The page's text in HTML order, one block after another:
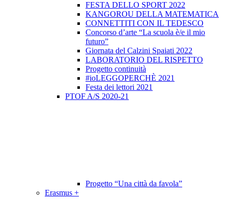
FESTA DELLO SPORT 2022
KANGOROU DELLA MATEMATICA
CONNETTITI CON IL TEDESCO
Concorso d’arte “La scuola è/e il mio
futuro”
Giornata del Calzini Spaiati 2022
LABORATORIO DEL RISPETTO
Progetto continuità
#ioLEGGOPERCHÈ 2021
Festa dei lettori 2021
PTOF A/S 2020-21
Progetto “Una città da favola”
Erasmus +